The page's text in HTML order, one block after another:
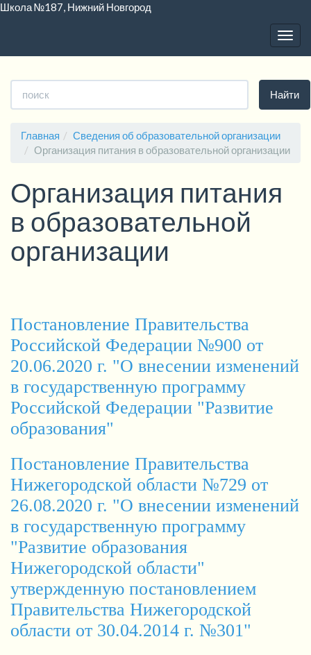
Школа №187, Нижний Новгород
Размер шрифта:
A A
Найти
Главная
Сведения об образовательной организации
Организация питания в образовательной организации
Организация питания
в образовательной
организации
Постановление Правительства
Российской Федерации №900 от
20.06.2020 г. "О внесении изменений
в государственную программу
Российской Федерации "Развитие
образования"
Постановление Правительства
Нижегородской области №729 от
26.08.2020 г. "О внесении изменений
в государственную программу
"Развитие образования
Нижегородской области"
утвержденную постановлением
Правительства Нижегородской
области от 30.04.2014 г. №301"